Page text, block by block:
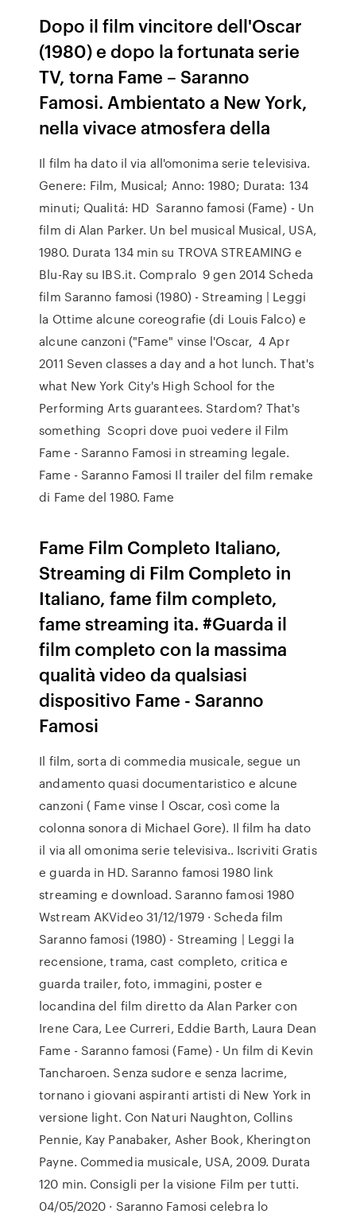
Dopo il film vincitore dell'Oscar
(1980) e dopo la fortunata serie
TV, torna Fame – Saranno
Famosi. Ambientato a New York,
nella vivace atmosfera della
Il film ha dato il via all'omonima serie televisiva.
Genere: Film, Musical; Anno: 1980; Durata: 134
minuti; Qualitá: HD Saranno famosi (Fame) - Un
film di Alan Parker. Un bel musical Musical, USA,
1980. Durata 134 min su TROVA STREAMING e
Blu-Ray su IBS.it. Compralo 9 gen 2014 Scheda
film Saranno famosi (1980) - Streaming | Leggi
la Ottime alcune coreografie (di Louis Falco) e
alcune canzoni ("Fame" vinse l'Oscar, 4 Apr
2011 Seven classes a day and a hot lunch. That's
what New York City's High School for the
Performing Arts guarantees. Stardom? That's
something Scopri dove puoi vedere il Film
Fame - Saranno Famosi in streaming legale.
Fame - Saranno Famosi Il trailer del film remake
di Fame del 1980. Fame
Fame Film Completo Italiano,
Streaming di Film Completo in
Italiano, fame film completo,
fame streaming ita. #Guarda il
film completo con la massima
qualità video da qualsiasi
dispositivo Fame - Saranno
Famosi
Il film, sorta di commedia musicale, segue un
andamento quasi documentaristico e alcune
canzoni ( Fame vinse l Oscar, così come la
colonna sonora di Michael Gore). Il film ha dato
il via all omonima serie televisiva.. Iscriviti Gratis
e guarda in HD. Saranno famosi 1980 link
streaming e download. Saranno famosi 1980
Wstream AKVideo 31/12/1979 · Scheda film
Saranno famosi (1980) - Streaming | Leggi la
recensione, trama, cast completo, critica e
guarda trailer, foto, immagini, poster e
locandina del film diretto da Alan Parker con
Irene Cara, Lee Curreri, Eddie Barth, Laura Dean
Fame - Saranno famosi (Fame) - Un film di Kevin
Tancharoen. Senza sudore e senza lacrime,
tornano i giovani aspiranti artisti di New York in
versione light. Con Naturi Naughton, Collins
Pennie, Kay Panabaker, Asher Book, Kherington
Payne. Commedia musicale, USA, 2009. Durata
120 min. Consigli per la visione Film per tutti.
04/05/2020 · Saranno Famosi celebra lo